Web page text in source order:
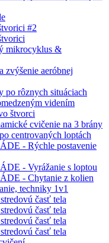
#2
mikrocyklus &
aeróbnej
rôznych situáciach
videním
štvorci
cvičenie na 3 brány
centrovaných loptách
- Rýchle postavenie
- Vyrážanie s loptou
- Chytanie z kolien
techniky 1v1
časť tela
časť tela
časť tela
časť tela